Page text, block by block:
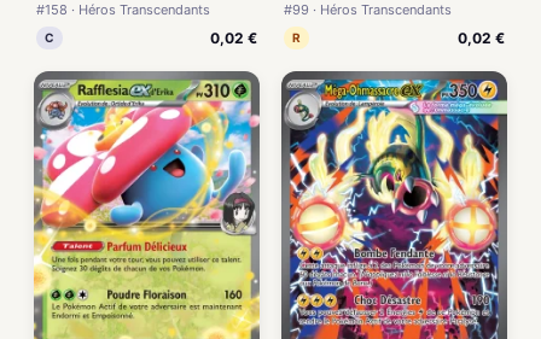
#158 · Héros Transcendants
C 0,02 €
#99 · Héros Transcendants
R 0,02 €